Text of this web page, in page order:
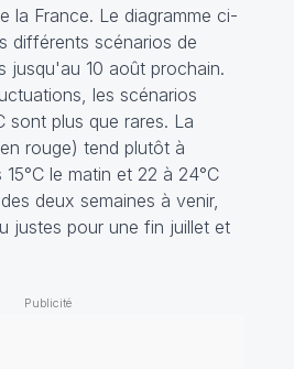
la France. Le diagramme ci-
différents scénarios de
jusqu'au 10 août prochain.
les scénarios
sont plus que rares. La
rouge) tend plutôt à
le matin et 22 à 24°C
deux semaines à venir,
justes pour une fin juillet et